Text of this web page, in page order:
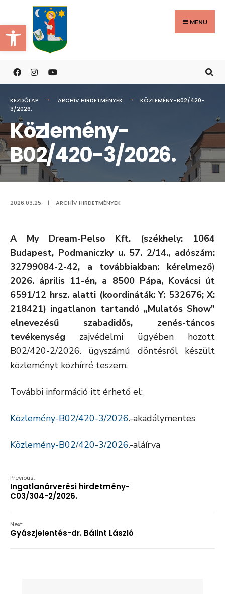
Eszköztár megnyitása
to
content
MENU
KEZDŐLAP ARCHÍV HIRDETMÉNYEK
KÖZLEMÉNY-B02/420-
3/2026.
Közlemény-
B02/420-3/2026.
2026.03.25. | ARCHÍV HIRDETMÉNYEK
A My Dream-Pelso Kft. (székhely: 1064
Budapest, Podmaniczky u. 57. 2/14., adószám:
32799084-2-42, a továbbiakban: kérelmező)
2026. április 11-én, a 8500 Pápa, Kovácsi út
6591/12 hrsz. alatti (koordináták: Y: 532676; X:
218421) ingatlanon tartandó „Mulatós Show”
elnevezésű szabadidős, zenés-táncos
tevékenység zajvédelmi ügyében hozott
B02/420-2/2026. ügyszámú döntésről készült
közleményt közhírré teszem.
További információ itt érhető el:
Közlemény-B02/420-3/2026.-akadálymentes
Közlemény-B02/420-3/2026.-aláírva
Previous:
Ingatlanárverési hirdetmény-
C03/304-2/2026.
Next:
Gyászjelentés-dr. Bálint László
Search